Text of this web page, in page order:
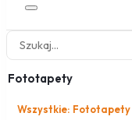
Fototapety
Wszystkie: Fototapety